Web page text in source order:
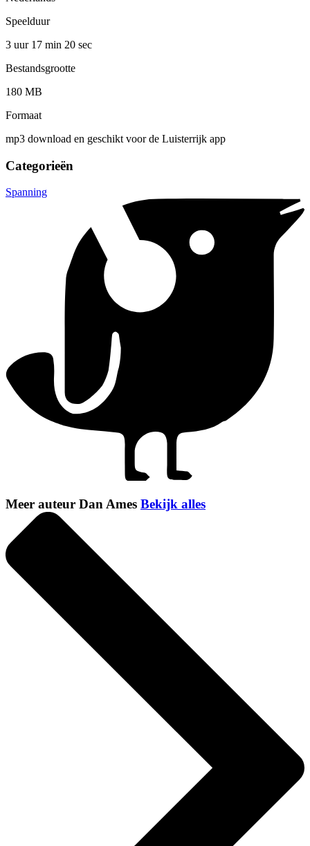
Speelduur
3 uur 17 min 20 sec
Bestandsgrootte
180 MB
Formaat
mp3 download en geschikt voor de Luisterrijk app
Categorieën
Spanning
Meer auteur Dan Ames Bekijk alles